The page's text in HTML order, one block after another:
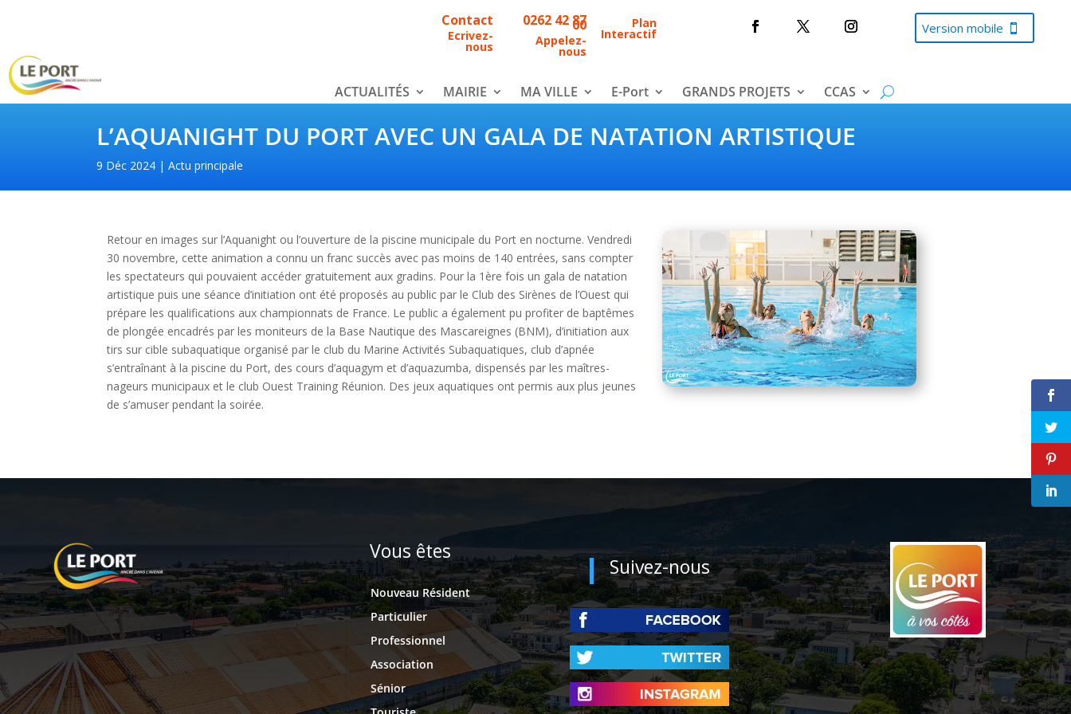
Contact
Ecrivez-
nous
0262 42 87
00
Appelez-
nous
Plan
Interactif Version mobile
ACTUALITÉS MAIRIE MA VILLE E-Port GRANDS PROJETS CCAS
L’AQUANIGHT DU PORT AVEC UN GALA DE NATATION ARTISTIQUE
9 Déc 2024 Actu principale
Retour en images sur l’Aquanight ou l’ouverture de la piscine municipale du Port en nocturne. Vendredi
30 novembre, cette animation a connu un franc succès avec pas moins de 140 entrées, sans compter
les spectateurs qui pouvaient accéder gratuitement aux gradins. Pour la 1ère fois un gala de natation
artistique puis une séance d’initiation ont été proposés au public par le Club des Sirènes de l’Ouest qui
prépare les qualifications aux championnats de France. Le public a également pu profiter de baptêmes
de plongée encadrés par les moniteurs de la Base Nautique des Mascareignes (BNM), d’initiation aux
tirs sur cible subaquatique organisé par le club du Marine Activités Subaquatiques, club d’apnée
s’entraînant à la piscine du Port, des cours d’aquagym et d’aquazumba, dispensés par les maîtres-
nageurs municipaux et le club Ouest Training Réunion. Des jeux aquatiques ont permis aux plus jeunes
de s’amuser pendant la soirée.
Vous êtes
Nouveau Résident
Particulier
Professionnel
Association
Sénior
Suivez-nous